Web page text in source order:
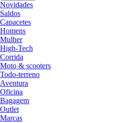
Novidades
Saldos
Capacetes
Homens
Mulher
High-Tech
Corrida
Moto & scooters
Todo-terreno
Aventura
Oficina
Bagagem
Outlet
Marcas